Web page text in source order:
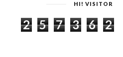
HI! VISITOR
2 5 7 3 6 2